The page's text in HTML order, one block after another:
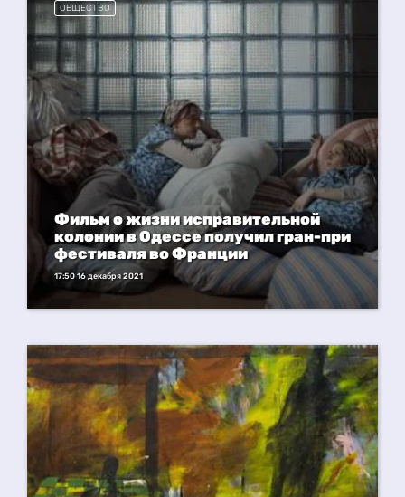
ОБЩЕСТВО
Фильм о жизни исправительной
колонии в Одессе получил гран-при
фестиваля во Франции
17:50 16 декабря 2021